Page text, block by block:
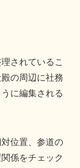
されているこ
の周辺に社務
に編集される
位置、参道の
係をチェック